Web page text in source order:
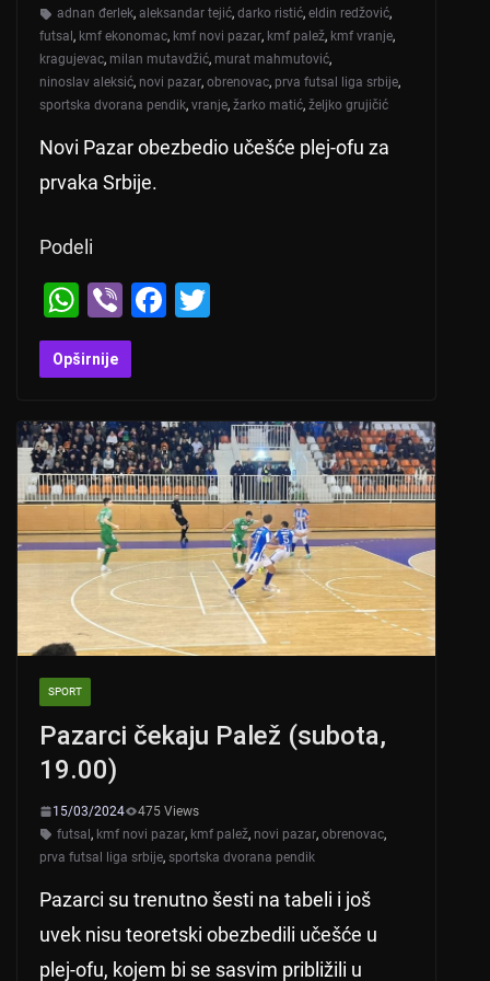
adnan đerlek, aleksandar tejić, darko ristić, eldin redžović,
futsal , kmf ekonomac, kmf novi pazar, kmf palež, kmf vranje,
kragujevac, milan mutavdžić, murat mahmutović,
ninoslav aleksić, novi pazar, obrenovac, prva futsal liga srbije,
sportska dvorana pendik, vranje, žarko matić, željko grujičić
Novi Pazar obezbedio učešće plej-ofu za
prvaka Srbije.
Podeli
W
h
at
A
p
p
Vi
b
er
F
b
o
o
k
Opširnije
SPORT
Pazarci čekaju Palež (subota,
19.00)
15/03/2024
475 Views
futsal, kmf novi pazar, kmf palež, novi pazar, obrenovac,
prva futsal liga srbije, sportska dvorana pendik
Pazarci su trenutno šesti na tabeli i još
uvek nisu teoretski obezbedili učešće u
plej-ofu, kojem bi se sasvim približili u